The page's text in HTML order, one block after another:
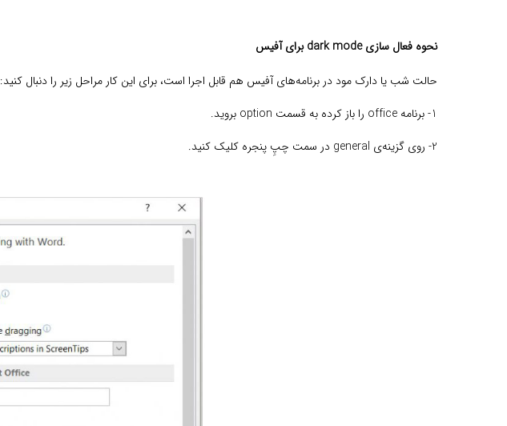
نحوه فعال سازی dark mode برای آفیس
حالت شب یا دارک مود در برنامه‌های آفیس هم قابل اجرا است، برای این کار مراحل زیر را دنبال کنید:
1- برنامه office را باز کرده به قسمت option بروید.
2- روی گزینه‌ی general در سمت چپِ پنجره کلیک کنید.